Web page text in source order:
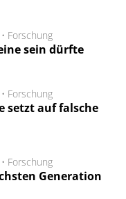
• Forschung
sein dürfte
• Forschung
setzt auf falsche
• Forschung
Generation